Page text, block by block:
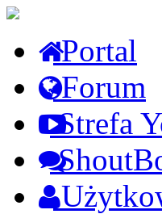
Portal
Forum
Strefa